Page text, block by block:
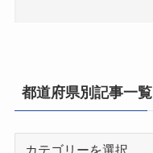
都道府県別記事一覧